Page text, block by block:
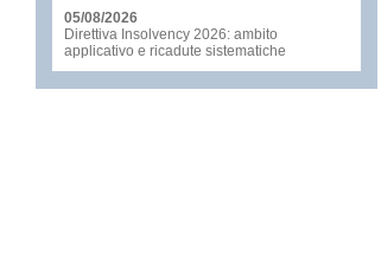
05/08/2026
Direttiva Insolvency 2026: ambito
applicativo e ricadute sistematiche